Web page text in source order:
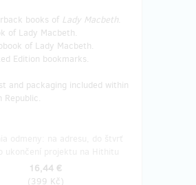
books of Lady Macbeth.
of Lady Macbeth.
of Lady Macbeth.
Edition bookmarks.
and packaging included within
Republic.
16,44 €
(399 Kč)